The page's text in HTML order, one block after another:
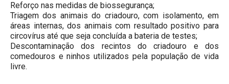
Reforço nas medidas de biossegurança;
Triagem dos animais do criadouro, com isolamento, em
áreas internas, dos animais com resultado positivo para
circovírus até que seja concluída a bateria de testes;
Descontaminação dos recintos do criadouro e dos
comedouros e ninhos utilizados pela população de vida
livre.